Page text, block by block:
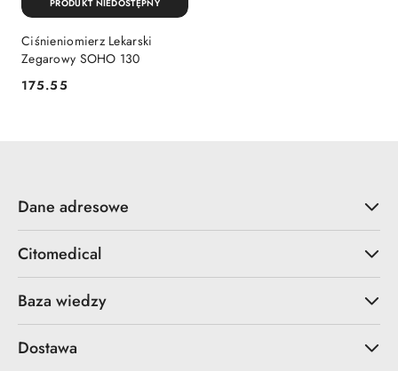
Ciśnieniomierz Lekarski
Zegarowy SOHO 130
Cena:
175.55
PRODUKT NIEDOSTĘPNY
Dane adresowe
Citomedical
Baza wiedzy
Dostawa